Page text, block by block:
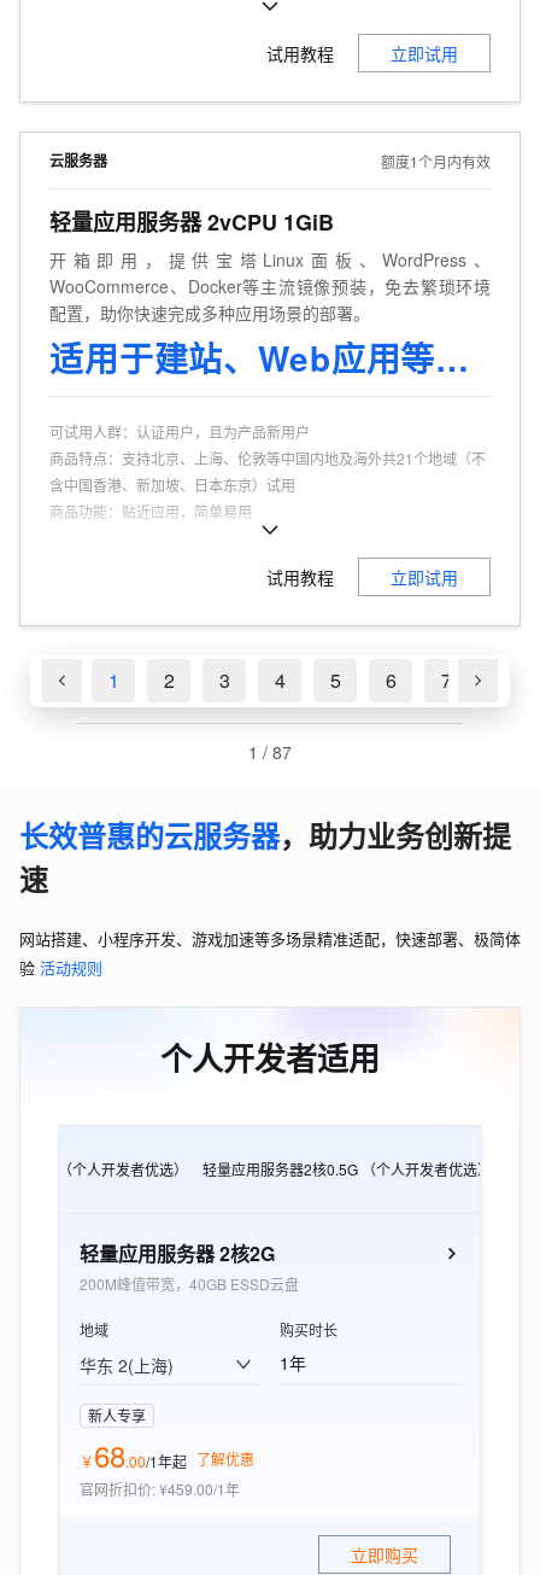
个人、企业试用不同享。
试用教程 立即试用
云服务器 额度1个月内有效
轻量应用服务器 2vCPU 1GiB
开箱即用，提供宝塔Linux面板、WordPress、
WooCommerce、Docker等主流镜像预装，免去繁琐环境
配置，助你快速完成多种应用场景的部署。
适用于建站、Web应用等场景
可试用人群： 认证用户，且为产品新用户
商品特点： 支持北京、上海、伦敦等中国内地及海外共21个地域（不
含中国香港、新加坡、日本东京）试用
商品功能： 贴近应用，简单易用
试用教程 立即试用
1 2 3 4 5 6 7
1 / 87
长效普惠的云服务器，助力业务创新提
速
网站搭建、小程序开发、游戏加速等多场景精准适配，快速部署、极简体
验 活动规则
个人开发者适用
e实例 （个人开发者优选） 轻量应用服务器2核0.5G （个人开发者优选）
轻量应用服务器 2核2G
200M峰值带宽，40GB ESSD云盘
地域
华东 2(上海)
购买时长
1年
新人专享
￥68.00/1年起 了解优惠
官网折扣价:¥459.00/1年
立即购买